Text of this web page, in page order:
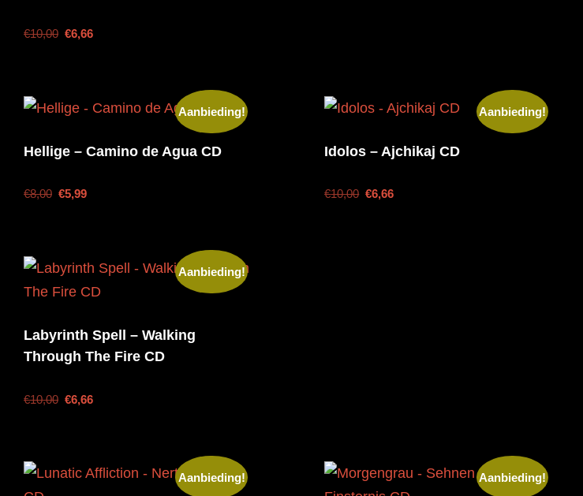
€10,00 €6,66
Aanbieding!
Hellige – Camino de Agua CD
€8,00 €5,99
Aanbieding!
Idolos – Ajchikaj CD
€10,00 €6,66
Aanbieding!
Labyrinth Spell – Walking
Through The Fire CD
€10,00 €6,66
Aanbieding! Aanbieding!